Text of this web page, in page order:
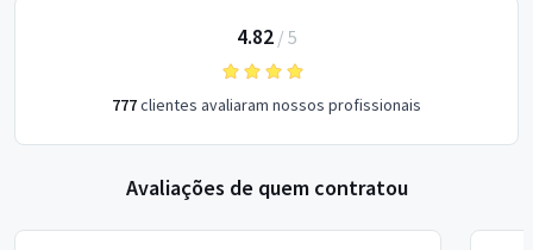
4.82/ 5
777clientes avaliaram nossos profissionais
Avaliações de quem contratou